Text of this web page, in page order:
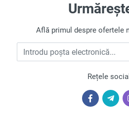
Află primul despre ofertele
Introdu poșta electronică
Rețele